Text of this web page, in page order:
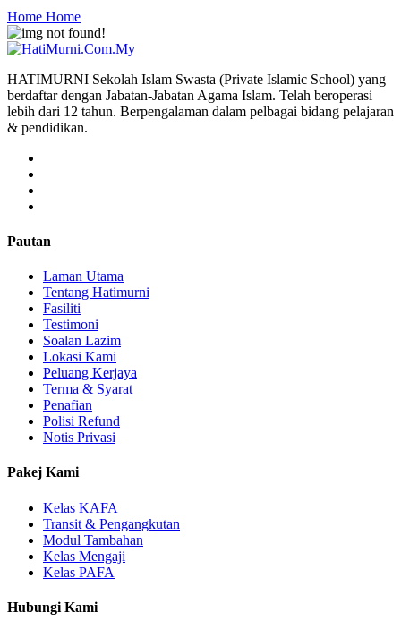
Home Home
HATIMURNI Sekolah Islam Swasta (Private Islamic School) yang
berdaftar dengan Jabatan-Jabatan Agama Islam. Telah beroperasi
lebih dari 12 tahun. Berpengalaman dalam pelbagai bidang pelajaran
& pendidikan.
Pautan
Laman Utama
Tentang Hatimurni
Fasiliti
Testimoni
Soalan Lazim
Lokasi Kami
Peluang Kerjaya
Terma & Syarat
Penafian
Polisi Refund
Notis Privasi
Pakej Kami
Kelas KAFA
Transit & Pengangkutan
Modul Tambahan
Kelas Mengaji
Kelas PAFA
Hubungi Kami